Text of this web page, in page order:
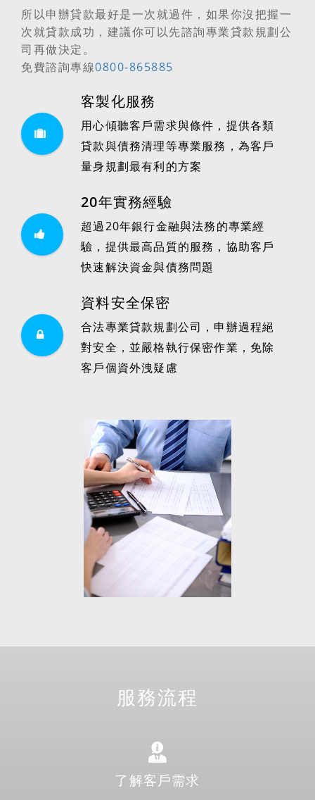
所以申辦貸款最好是一次就過件 ，如果你沒把握一
次就貸款成功，建議你可以先諮詢專業貸款規劃公
司再做決定。
免費諮詢專線0800-865885
客製化服務
用心傾聽客戶需求與條件，提供各類
貸款與債務清理等專業服務，為客戶
量身規劃最有利的方案
20年實務經驗
超過20年銀行金融與法務的專業經
驗，提供最高品質的服務，協助客戶
快速解決資金與債務問題
資料安全保密
合法專業貸款規劃公司，申辦過程絕
對安全，並嚴格執行保密作業，免除
客戶個資外洩疑慮
服務流程
了解客戶需求